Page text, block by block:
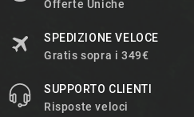
Offerte Uniche
SPEDIZIONE VELOCE
Gratis sopra i 349€
SUPPORTO CLIENTI
Risposte veloci